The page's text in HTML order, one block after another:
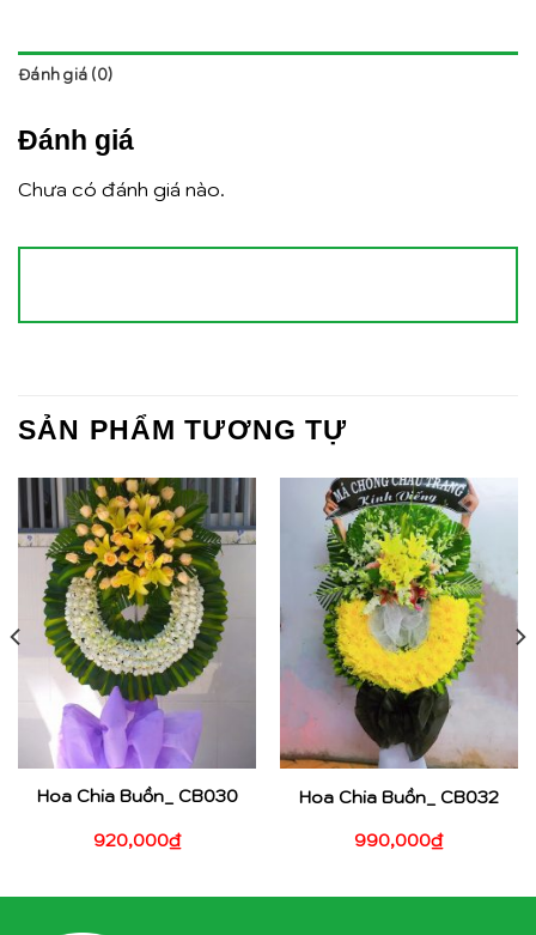
Đánh giá (0)
Đánh giá
Chưa có đánh giá nào.
SẢN PHẨM TƯƠNG TỰ
Hoa Chia Buồn_ CB030
920,000₫
Hoa Chia Buồn_ CB032
990,000₫